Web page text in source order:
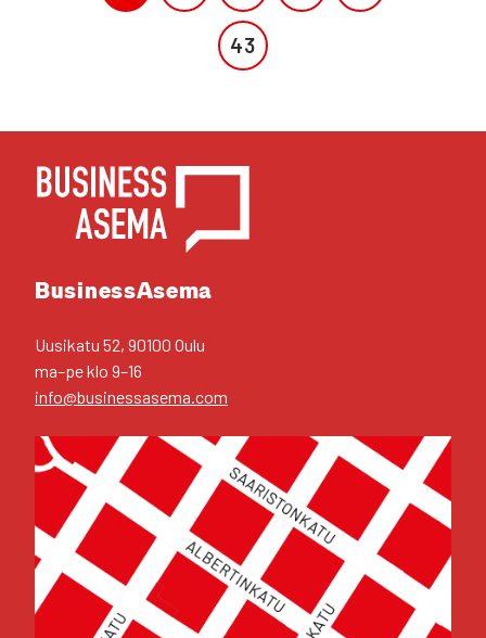
43
YHTEYS­TIE­DOT
Business­Asema
Uusi­ka­tu 52, 90100 Oulu
ma–pe klo 9–16
info@businessasema.com